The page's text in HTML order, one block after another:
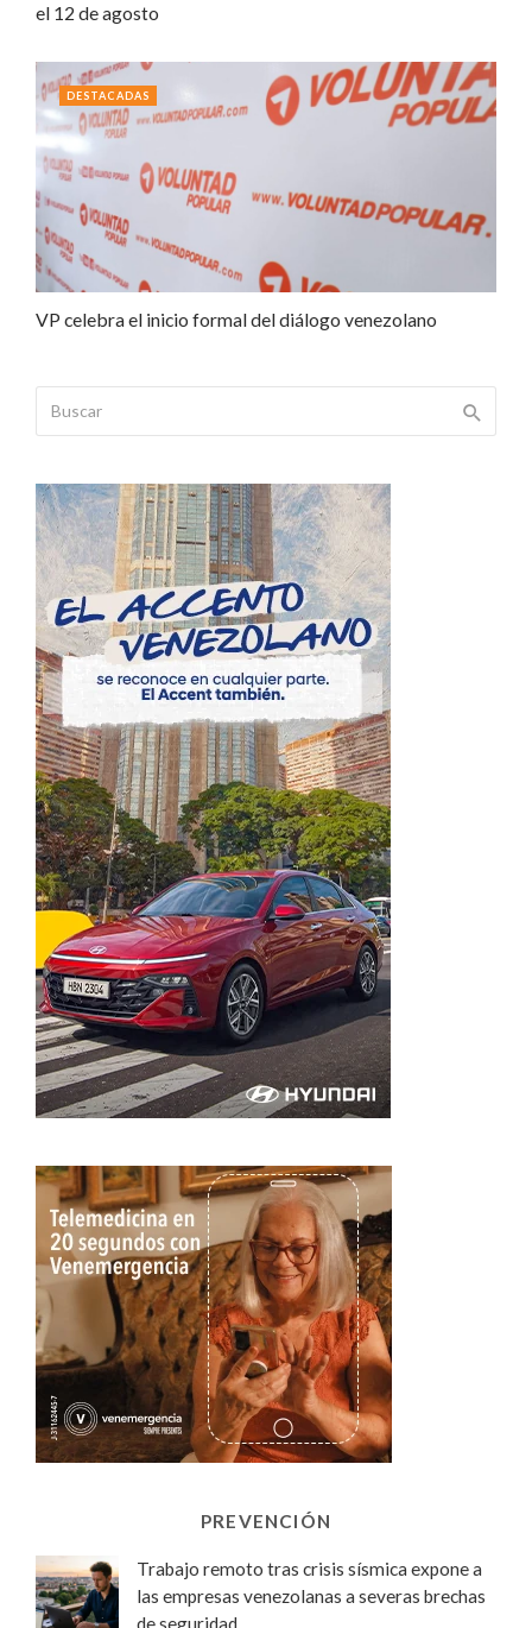
el 12 de agosto
VP celebra el inicio formal del diálogo venezolano
DESTACADAS
PREVENCIÓN
Trabajo remoto tras crisis sísmica expone a
las empresas venezolanas a severas brechas